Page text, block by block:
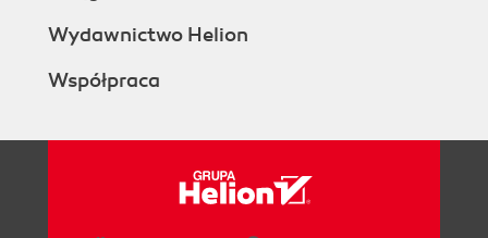
Wydawnictwo Helion
Współpraca